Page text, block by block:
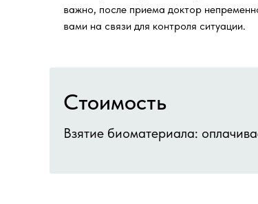
важно, после приема доктор
вами на связи для контроля ситуации.
Стоимость
Взятие биоматериала: